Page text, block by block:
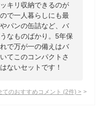
キリ収納できるのが
で一人暮らしにも最
パンの缶詰など、バ
なものばかり。5年保
で万が一の備えはバ
てこのコンパクトさ
ないセットです！
てのおすすめコメント (2件) >